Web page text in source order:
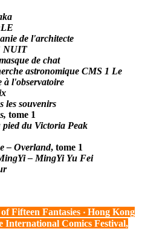
de l'architecte
NUIT
de chat
astronomique CMS 1 Le
à l'observatoire
les souvenirs
, tome 1
pied du Victoria Peak
– Overland, tome 1
– MingYi Yu Fei
Fifteen Fantasies ‧ Hong Kong
International Comics Festival,